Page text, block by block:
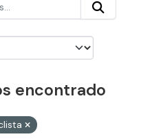
encontrado